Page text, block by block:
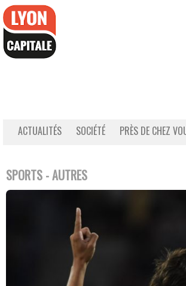
ACTUALITÉS SOCIÉTÉ PRÈS DE CHEZ
SPORTS - AUTRES